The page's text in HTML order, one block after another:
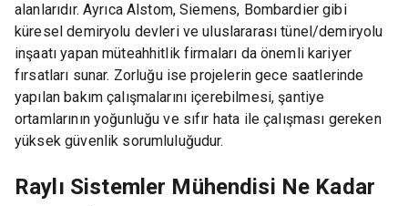
alanlarıdır. Ayrıca Alstom, Siemens, Bombardier gibi
küresel demiryolu devleri ve uluslararası tünel/demiryolu
inşaatı yapan müteahhitlik firmaları da önemli kariyer
fırsatları sunar. Zorluğu ise projelerin gece saatlerinde
yapılan bakım çalışmalarını içerebilmesi, şantiye
ortamlarının yoğunluğu ve sıfır hata ile çalışması gereken
yüksek güvenlik sorumluluğudur.
Raylı Sistemler Mühendisi Ne Kadar